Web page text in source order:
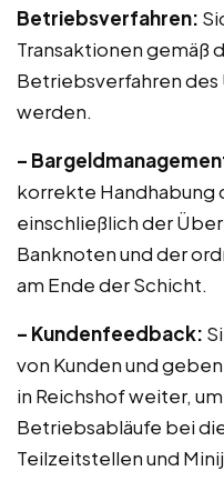
Betriebsverfahren:
Transaktionen gemäß
Betriebsverfahren
werden.
–
korrekte Handhabung
einschließlich der
Banknoten und der
am Ende der Schicht.
– Kundenfeedback:
von Kunden und
in Reichshof weiter,
Betriebsabläufe bei
Teilzeitstellen und